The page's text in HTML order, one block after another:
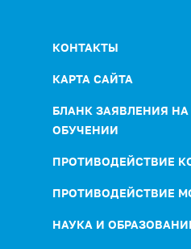
КОНТАКТЫ
КАРТА САЙТА
БЛАНК ЗАЯВЛЕНИЯ
ОБУЧЕНИИ
ПРОТИВОДЕЙСТВИЕ
ПРОТИВОДЕЙСТВИЕ
НАУКА И